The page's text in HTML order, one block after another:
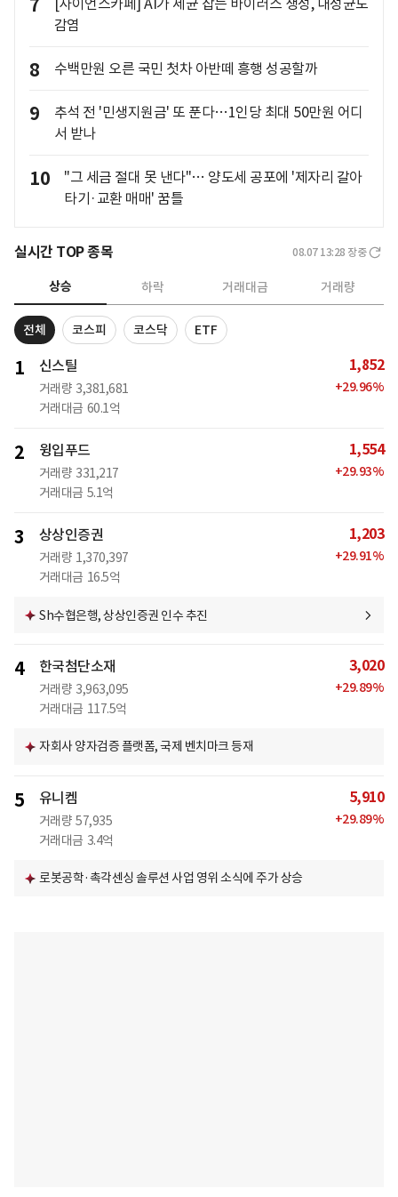
7
[사이언스카페] AI가 세균 잡는 바이러스 생성, 내성균도
감염
8 수백만원 오른 국민 첫차 아반떼 흥행 성공할까
9
추석 전 '민생지원금' 또 푼다…1인당 최대 50만원 어디
서 받나
10
"그 세금 절대 못 낸다"… 양도세 공포에 '제자리 갈아
타기·교환 매매' 꿈틀
실시간 TOP 종목 08.07 13:28 장중
상승 하락 거래대금 거래량
전체 코스피 코스닥 ETF
1 신스틸
거래량 3,381,681
거래대금 60.1억
1,852
+29.96%
2 윙입푸드
거래량 331,217
거래대금 5.1억
1,554
+29.93%
3 상상인증권
거래량 1,370,397
거래대금 16.5억
1,203
+29.91%
Sh수협은행, 상상인증권 인수 추진
4 한국첨단소재
거래량 3,963,095
거래대금 117.5억
3,020
+29.89%
자회사 양자검증 플랫폼, 국제 벤치마크 등재
5 유니켐
거래량 57,935
거래대금 3.4억
5,910
+29.89%
로봇공학·촉각센싱 솔루션 사업 영위 소식에 주가 상승